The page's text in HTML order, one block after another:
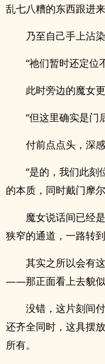
乱七八糟的东西跟进来
乃至自己手上沾
“祂们暂时还定位
此时旁边的魔女
“但这里确实是门
付前点点头，深
“是的，我们此刻
的本质，同时戴门摩
魔女说话间已经
狭窄的通道，一路转到
其实之所以会有
——那正面看上去貌似
没错，这片刻间
还齐全同时，这具摆
所有。